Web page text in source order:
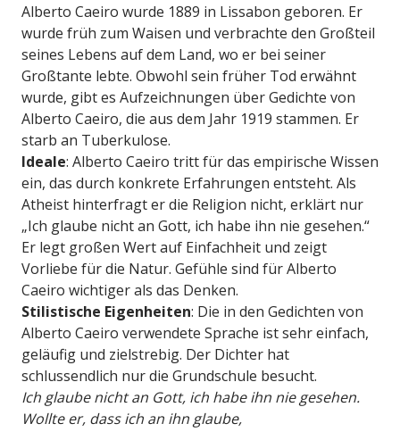
Alberto Caeiro wurde 1889 in Lissabon geboren. Er
wurde früh zum Waisen und verbrachte den Großteil
seines Lebens auf dem Land, wo er bei seiner
Großtante lebte. Obwohl sein früher Tod erwähnt
wurde, gibt es Aufzeichnungen über Gedichte von
Alberto Caeiro, die aus dem Jahr 1919 stammen. Er
starb an Tuberkulose.
Ideale: Alberto Caeiro tritt für das empirische Wissen
ein, das durch konkrete Erfahrungen entsteht. Als
Atheist hinterfragt er die Religion nicht, erklärt nur
„Ich glaube nicht an Gott, ich habe ihn nie gesehen.“
Er legt großen Wert auf Einfachheit und zeigt
Vorliebe für die Natur. Gefühle sind für Alberto
Caeiro wichtiger als das Denken.
Stilistische Eigenheiten: Die in den Gedichten von
Alberto Caeiro verwendete Sprache ist sehr einfach,
geläufig und zielstrebig. Der Dichter hat
schlussendlich nur die Grundschule besucht.
Ich glaube nicht an Gott, ich habe ihn nie gesehen.
Wollte er, dass ich an ihn glaube,